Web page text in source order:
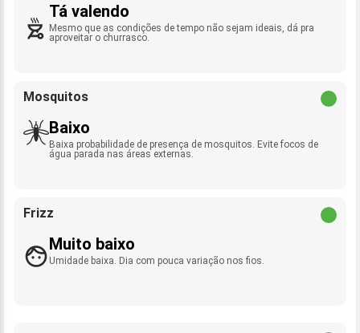
Tá valendo
Mesmo que as condições de tempo não sejam ideais, dá pra
aproveitar o churrasco.
Mosquitos
Baixo
Baixa probabilidade de presença de mosquitos. Evite focos de
água parada nas áreas externas.
Frizz
Muito baixo
Umidade baixa. Dia com pouca variação nos fios.